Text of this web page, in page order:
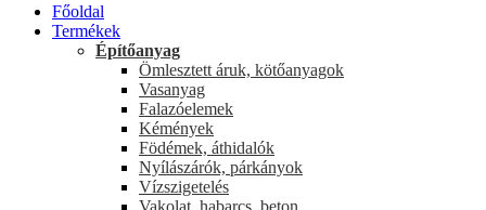
Főoldal
Termékek
Építőanyag
Ömlesztett áruk, kötőanyagok
Vasanyag
Falazóelemek
Kémények
Födémek, áthidalók
Nyílászárók, párkányok
Vízszigetelés
Vakolat, habarcs, beton